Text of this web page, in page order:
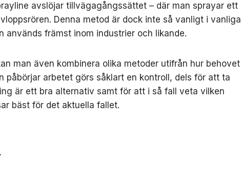
avslöjar tillvägagångssättet – där man sprayar ett
Denna metod är dock inte så vanligt i vanliga
används främst inom industrier och likande.
man även kombinera olika metoder utifrån hur behovet
påbörjar arbetet görs såklart en kontroll, dels för att ta
är ett bra alternativ samt för att i så fall veta vilken
bäst för det aktuella fallet.